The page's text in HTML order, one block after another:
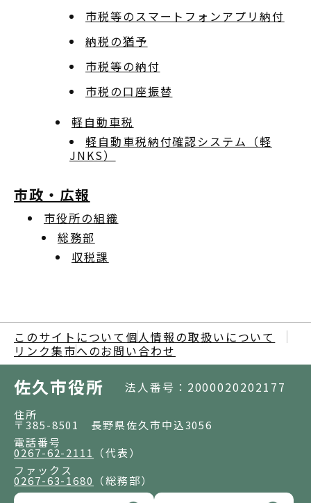
市税等のスマートフォンアプリ納付
納税の猶予
市税等の納付
市税の口座振替
軽自動車税
軽自動車税納付確認システム（軽
JNKS）
市政・広報
市役所の組織
総務部
収税課
このサイトについて 個人情報の取扱いについて
リンク集市へのお問い合わせ
佐久市役所 法人番号：2000020202177
住所
〒385-8501 長野県佐久市中込3056
電話番号
0267-62-2111
（代表）
ファックス
0267-63-1680 （総務部）